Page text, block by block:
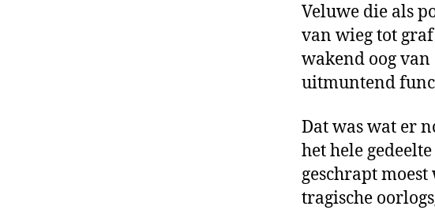
Veluwe die als
van wieg tot
wakend oog
uitmuntend
Dat was wat er
het hele
geschrapt
tragische